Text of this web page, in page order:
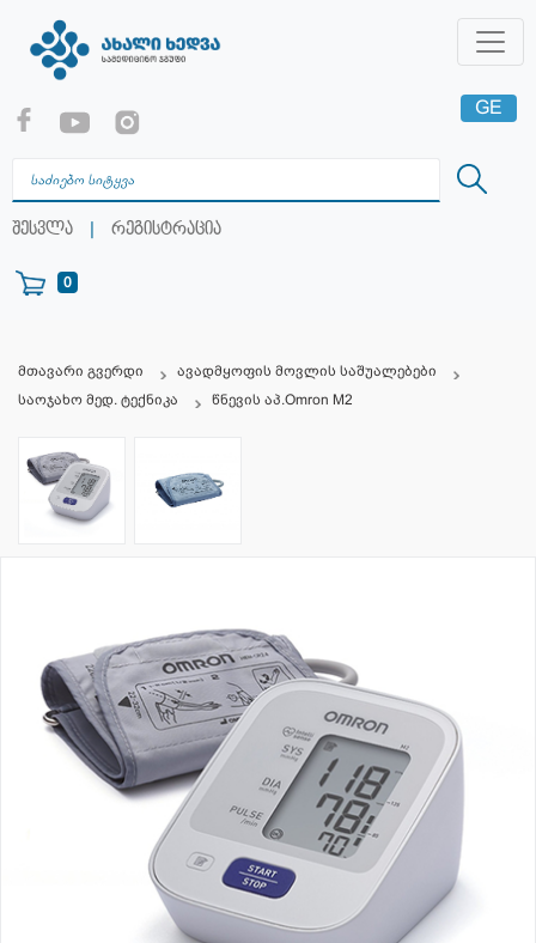
შესვლა | რეგისტრაცია
0
GE
RU
მთავარი გვერდი
ავადმყოფის მოვლის საშუალებები
საოჯახო მედ. ტექნიკა
წნევის აპ.Omron M2